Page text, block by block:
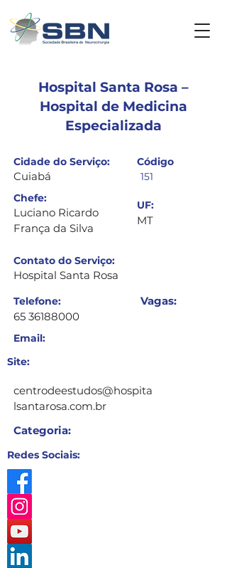
Hospital Santa Rosa –
Hospital de Medicina
Especializada
Cidade do Serviço:
Cuiabá
Chefe:
Luciano Ricardo
França da Silva
​Código
151
UF:
MT
Contato do Serviço:
Hospital Santa Rosa
Telefone:
65 36188000
Vagas:
Email:
Site:
centrodeestudos@hospita
lsantarosa.com.br
Categoria:
Redes Sociais: